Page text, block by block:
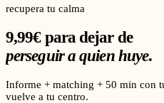
recupera tu calma
9,99€ para dejar de
perseguir a quien huye.
Informe + matching + 50 min con
vuelve a tu centro.